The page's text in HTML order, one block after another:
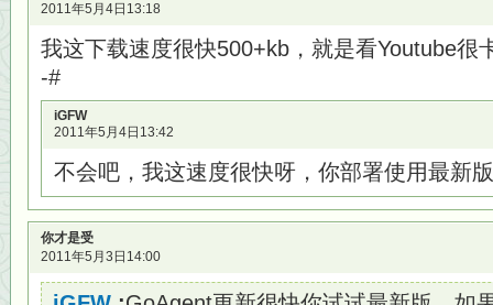
2011年5月4日13:18
我这下载速度很快500+kb，就是看Youtube很
-#
iGFW
2011年5月4日13:42
不会吧，我这速度很快呀，你部署使用最新
你才是受
2011年5月3日14:00